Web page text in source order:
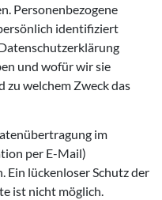
Personenbezogene
identifiziert
und wofür wir sie
zu welchem Zweck das
im
per E-Mail)
Ein lückenloser Schutz der
ist nicht möglich.